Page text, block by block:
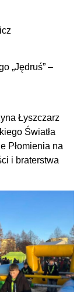
„Jędruś” –
Łyszczarz
Światła
Płomienia na
i braterstwa